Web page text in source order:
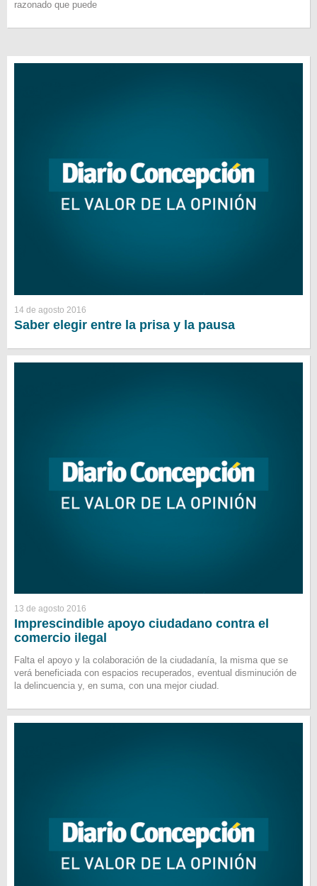
razonado que puede
14 de agosto 2016
Saber elegir entre la prisa y la pausa
13 de agosto 2016
Imprescindible apoyo ciudadano contra el
comercio ilegal
Falta el apoyo y la colaboración de la ciudadanía, la misma que se
verá beneficiada con espacios recuperados, eventual disminución de
la delincuencia y, en suma, con una mejor ciudad.